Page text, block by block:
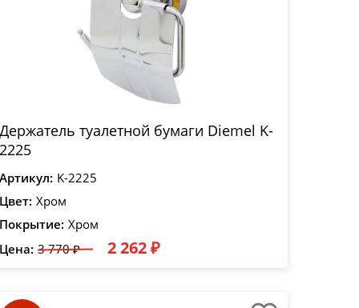
Держатель туалетной бумаги Diemel K-
2225
Артикул: K-2225
Цвет: Хром
Покрытие: Хром
Цена: 3 770 ₽ 2 262 ₽